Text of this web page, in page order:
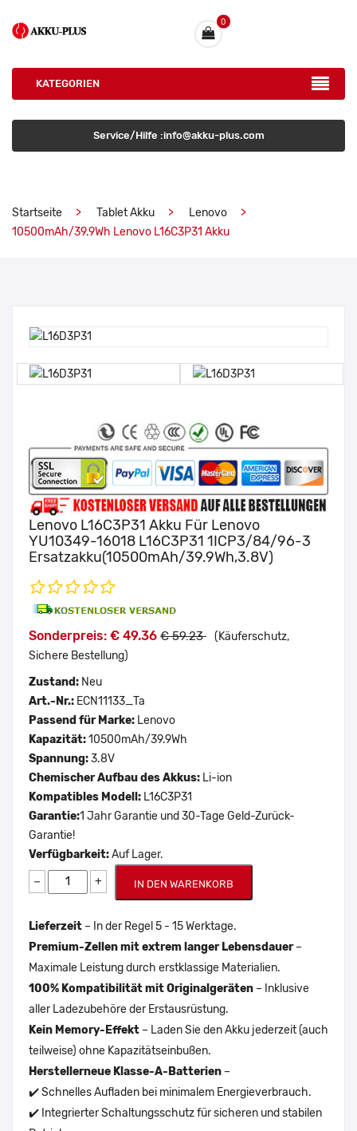
0
KATEGORIEN
Service/Hilfe :info@akku-plus.com
Startseite Tablet Akku
Lenovo
10500mAh/39.9Wh Lenovo L16C3P31 Akku
Lenovo L16C3P31 Akku Für Lenovo
YU10349-16018 L16C3P31 1ICP3/84/96-3
Ersatzakku(10500mAh/39.9Wh,3.8V)
Sonderpreis: € 49.36 € 59.23 (Käuferschutz,
Sichere Bestellung)
Zustand: Neu
Art.-Nr.: ECN11133_Ta
Passend für Marke: Lenovo
Kapazität:10500mAh/39.9Wh
Spannung:3.8V
Chemischer Aufbau des Akkus: Li-ion
Kompatibles Modell: L16C3P31
Garantie:1 Jahr Garantie und 30-Tage Geld-Zurück-
Garantie!
Verfügbarkeit:Auf Lager.
− + IN DEN WARENKORB
Lieferzeit – In der Regel 5 - 15 Werktage.
Premium-Zellen mit extrem langer Lebensdauer–
Maximale Leistung durch erstklassige Materialien.
100% Kompatibilität mit Originalgeräten – Inklusive
aller Ladezubehöre der Erstausrüstung.
Kein Memory-Effekt – Laden Sie den Akku jederzeit (auch
teilweise) ohne Kapazitätseinbußen.
Herstellerneue Klasse-A-Batterien –
✔️ Schnelles Aufladen bei minimalem Energieverbrauch.
✔️ Integrierter Schaltungsschutz für sicheren und stabilen